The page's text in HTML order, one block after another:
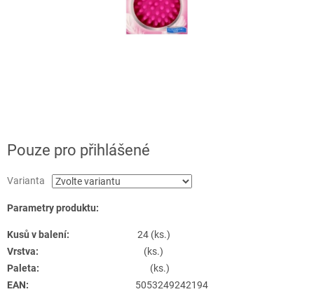
Pouze pro přihlášené
Varianta
Parametry produktu:
Kusů v balení:
24 (ks.)
Vrstva:
(ks.)
Paleta:
(ks.)
EAN:
5053249242194